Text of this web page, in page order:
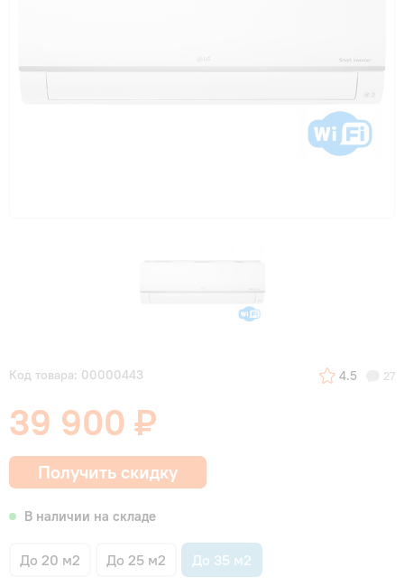
Код товара: 00000443 4.5 27
39 900 ₽
Получить скидку
В наличии на складе
До 20 м2 До 25 м2 До 35 м2